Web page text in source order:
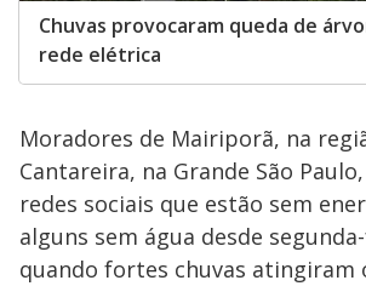
Chuvas provocaram queda de
rede elétrica
Moradores de Mairiporã, na
Cantareira, na Grande São
redes sociais que estão sem
alguns sem água desde
quando fortes chuvas atingiram